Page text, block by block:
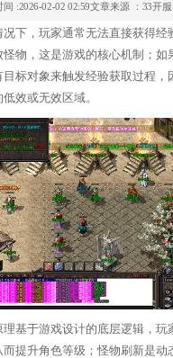
间 :2026-02-02 02:59文章来源 ：33开
下，玩家通常无法直接获得经
物，这是游戏的核心机制；如
标对象来触发经验获取过程，
效或无效区域。
基于游戏设计的底层逻辑，玩
提升角色等级；怪物刷新是动